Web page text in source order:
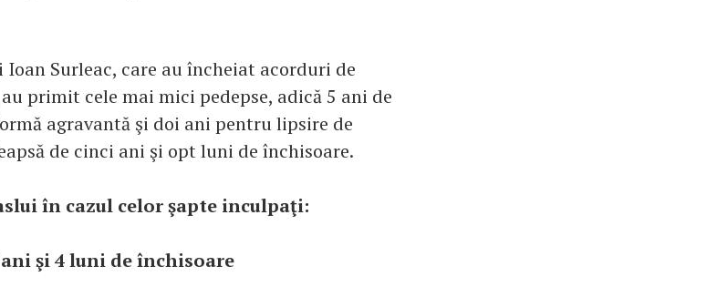
Surleac, care au încheiat acorduri de
primit cele mai mici pedepse, adică 5 ani de
agravantă şi doi ani pentru lipsire de
de cinci ani şi opt luni de închisoare.
în cazul celor şapte inculpaţi:
şi 4 luni de închisoare